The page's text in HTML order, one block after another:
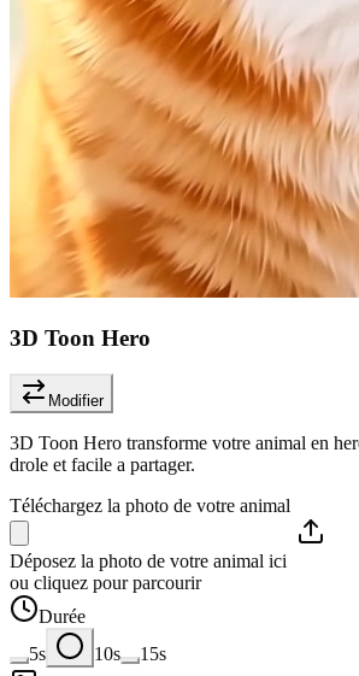
3D Toon Hero
Modifier
3D Toon Hero transforme votre animal en
drole et facile a partager.
Téléchargez la photo de votre animal
Déposez la photo de votre animal ici
ou cliquez pour parcourir
Durée
5s
10s
15s